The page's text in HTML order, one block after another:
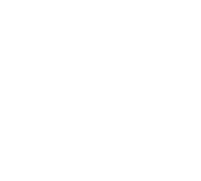
verzekering speciaal voor